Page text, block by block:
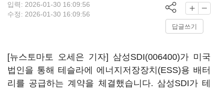
입력: 2026-01-30 16:09:56
수정: 2026-01-30 16:09:56
답글쓰기
[뉴스토마토 오세은 기자] 삼성SDI(006400)가 미국
법인을 통해 테슬라에 에너지저장장치(ESS)용 배터
리를 공급하는 계약을 체결했습니다. 삼성SDI가 테